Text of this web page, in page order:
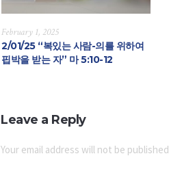
February 1, 2025
2/01/25 “복있는 사람-의를 위하여
핍박을 받는 자” 마 5:10-12
Leave a Reply
Your email address will not be